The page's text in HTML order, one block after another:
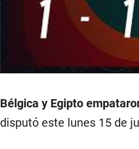
Bélgica y Egipto
disputó este lunes 15 de